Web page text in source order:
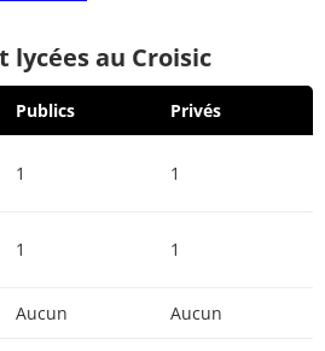
lycées au Croisic
Publics Privés
1 1
1 1
Aucun Aucun